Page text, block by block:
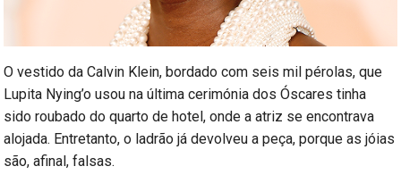
O vestido da Calvin Klein, bordado com seis mil pérolas, que
Lupita Nying’o usou na última cerimónia dos Óscares tinha
sido roubado do quarto de hotel, onde a atriz se encontrava
alojada. Entretanto, o ladrão já devolveu a peça, porque as jóias
são, afinal, falsas.